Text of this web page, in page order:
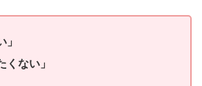
」
くない」